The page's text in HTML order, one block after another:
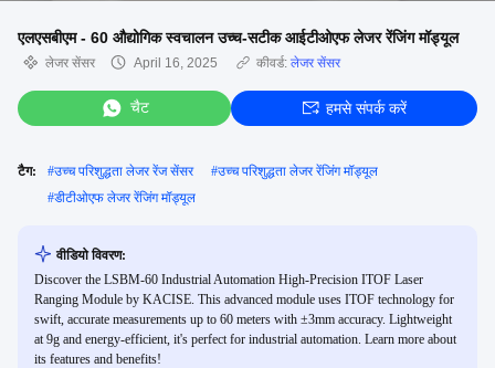
एलएसबीएम - 60 औद्योगिक स्वचालन उच्च-सटीक आईटीओएफ लेजर रेंजिंग मॉड्यूल
लेजर सेंसर April 16, 2025 कीवर्ड: लेजर सेंसर
चैट हमसे संपर्क करें
टैग: #उच्च परिशुद्धता लेजर रेंज सेंसर #उच्च परिशुद्धता लेजर रेंजिंग मॉड्यूल
#डीटीओएफ लेजर रेंजिंग मॉड्यूल
वीडियो विवरण:
Discover the LSBM-60 Industrial Automation High-Precision ITOF Laser
Ranging Module by KACISE. This advanced module uses ITOF technology for
swift, accurate measurements up to 60 meters with ±3mm accuracy. Lightweight
at 9g and energy-efficient, it's perfect for industrial automation. Learn more about
its features and benefits!